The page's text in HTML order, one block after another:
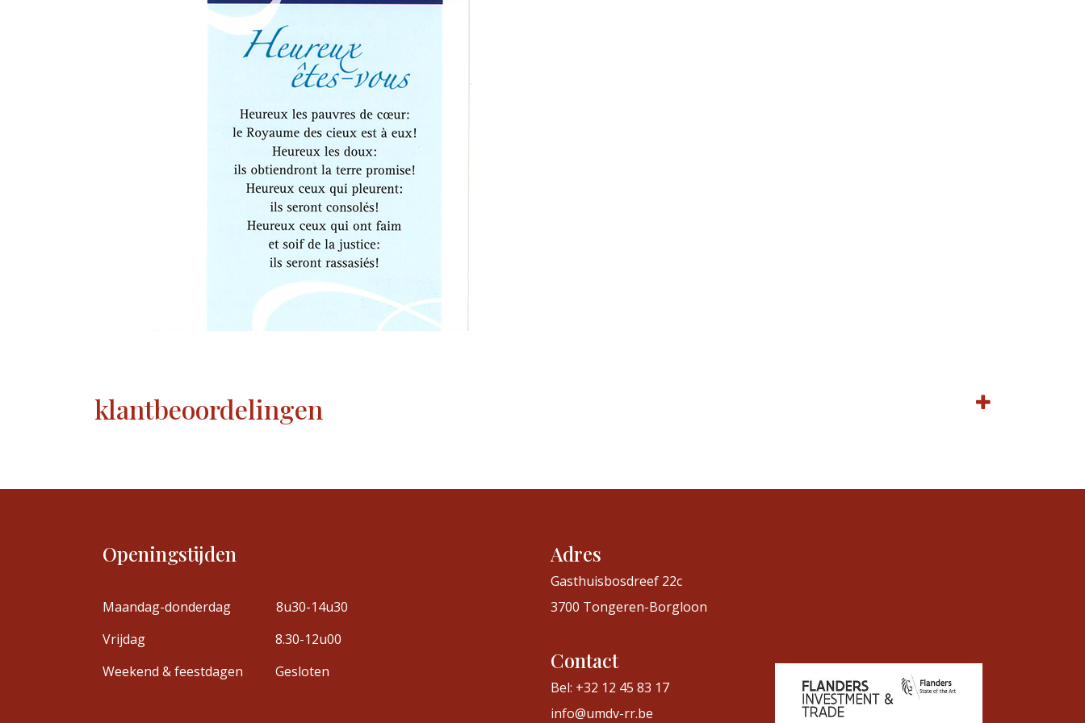
klantbeoordelingen
Openingstijden
Maandag-donderdag
8u30-14u30
Vrijdag
8.30-12u00
Weekend & feestdagen
Gesloten
Adres
Gasthuisbosdreef 22c
3700 Tongeren-Borgloon
Contact
Bel: +32 12 45 83 17
info@umdv-rr.be